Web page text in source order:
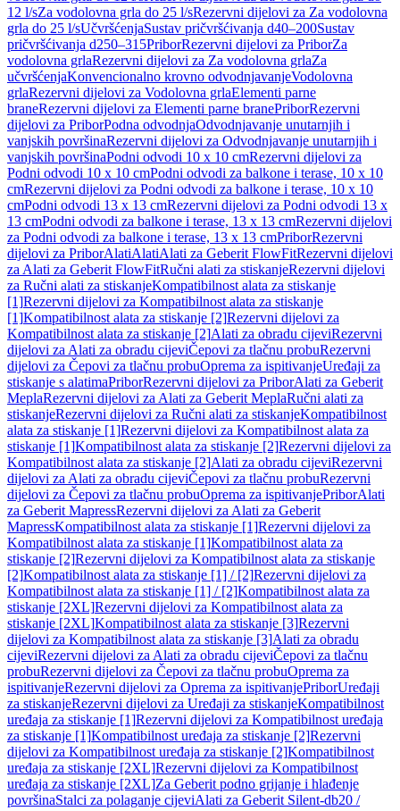
12 l/sZa vodolovna grla do 25 l/sRezervni dijelovi za Za vodolovna
grla do 25 l/sUčvršćenjaSustav pričvršćivanja d40–200Sustav
pričvršćivanja d250–315PriborRezervni dijelovi za PriborZa
vodolovna grlaRezervni dijelovi za Za vodolovna grlaZa
učvršćenjaKonvencionalno krovno odvodnjavanjeVodolovna
grlaRezervni dijelovi za Vodolovna grlaElementi parne
braneRezervni dijelovi za Elementi parne branePriborRezervni
dijelovi za PriborPodna odvodnjaOdvodnjavanje unutarnjih i
vanjskih površinaRezervni dijelovi za Odvodnjavanje unutarnjih i
vanjskih površinaPodni odvodi 10 x 10 cmRezervni dijelovi za
Podni odvodi 10 x 10 cmPodni odvodi za balkone i terase, 10 x 10
cmRezervni dijelovi za Podni odvodi za balkone i terase, 10 x 10
cmPodni odvodi 13 x 13 cmRezervni dijelovi za Podni odvodi 13 x
13 cmPodni odvodi za balkone i terase, 13 x 13 cmRezervni dijelovi
za Podni odvodi za balkone i terase, 13 x 13 cmPriborRezervni
dijelovi za PriborAlatiAlatiAlati za Geberit FlowFitRezervni dijelovi
za Alati za Geberit FlowFitRučni alati za stiskanjeRezervni dijelovi
za Ručni alati za stiskanjeKompatibilnost alata za stiskanje
[1]Rezervni dijelovi za Kompatibilnost alata za stiskanje
[1]Kompatibilnost alata za stiskanje [2]Rezervni dijelovi za
Kompatibilnost alata za stiskanje [2]Alati za obradu cijeviRezervni
dijelovi za Alati za obradu cijeviČepovi za tlačnu probuRezervni
dijelovi za Čepovi za tlačnu probuOprema za ispitivanjeUređaji za
stiskanje s alatimaPriborRezervni dijelovi za PriborAlati za Geberit
MeplaRezervni dijelovi za Alati za Geberit MeplaRučni alati za
stiskanjeRezervni dijelovi za Ručni alati za stiskanjeKompatibilnost
alata za stiskanje [1]Rezervni dijelovi za Kompatibilnost alata za
stiskanje [1]Kompatibilnost alata za stiskanje [2]Rezervni dijelovi za
Kompatibilnost alata za stiskanje [2]Alati za obradu cijeviRezervni
dijelovi za Alati za obradu cijeviČepovi za tlačnu probuRezervni
dijelovi za Čepovi za tlačnu probuOprema za ispitivanjePriborAlati
za Geberit MapressRezervni dijelovi za Alati za Geberit
MapressKompatibilnost alata za stiskanje [1]Rezervni dijelovi za
Kompatibilnost alata za stiskanje [1]Kompatibilnost alata za
stiskanje [2]Rezervni dijelovi za Kompatibilnost alata za stiskanje
[2]Kompatibilnost alata za stiskanje [1] / [2]Rezervni dijelovi za
Kompatibilnost alata za stiskanje [1] / [2]Kompatibilnost alata za
stiskanje [2XL]Rezervni dijelovi za Kompatibilnost alata za
stiskanje [2XL]Kompatibilnost alata za stiskanje [3]Rezervni
dijelovi za Kompatibilnost alata za stiskanje [3]Alati za obradu
cijeviRezervni dijelovi za Alati za obradu cijeviČepovi za tlačnu
probuRezervni dijelovi za Čepovi za tlačnu probuOprema za
ispitivanjeRezervni dijelovi za Oprema za ispitivanjePriborUređaji
za stiskanjeRezervni dijelovi za Uređaji za stiskanjeKompatibilnost
uređaja za stiskanje [1]Rezervni dijelovi za Kompatibilnost uređaja
za stiskanje [1]Kompatibilnost uređaja za stiskanje [2]Rezervni
dijelovi za Kompatibilnost uređaja za stiskanje [2]Kompatibilnost
uređaja za stiskanje [2XL]Rezervni dijelovi za Kompatibilnost
uređaja za stiskanje [2XL]Za Geberit podno grijanje i hlađenje
površinaStalci za polaganje cijeviAlati za Geberit Silent-db20 /